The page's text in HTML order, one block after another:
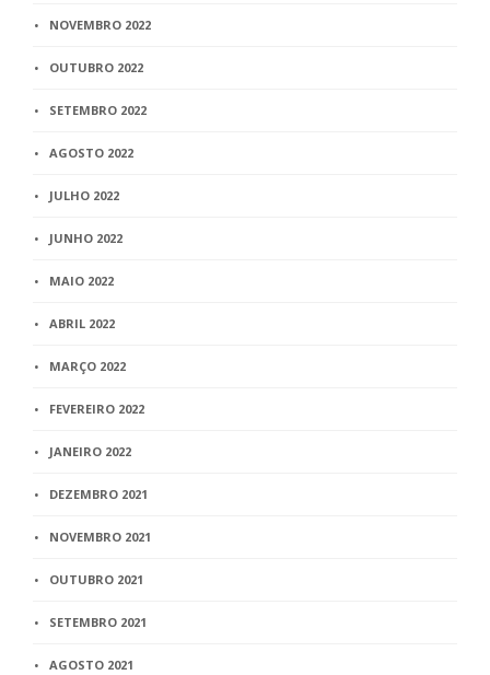
NOVEMBRO 2022
OUTUBRO 2022
SETEMBRO 2022
AGOSTO 2022
JULHO 2022
JUNHO 2022
MAIO 2022
ABRIL 2022
MARÇO 2022
FEVEREIRO 2022
JANEIRO 2022
DEZEMBRO 2021
NOVEMBRO 2021
OUTUBRO 2021
SETEMBRO 2021
AGOSTO 2021